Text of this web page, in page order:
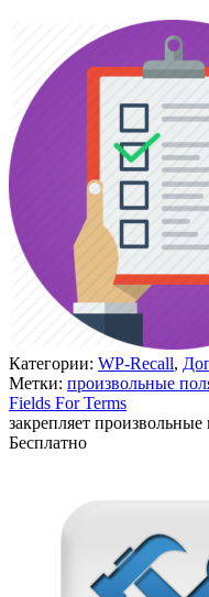
Категории: WP-Recall,
Метки: произвольные
Fields For Terms
закрепляет
Бесплатно